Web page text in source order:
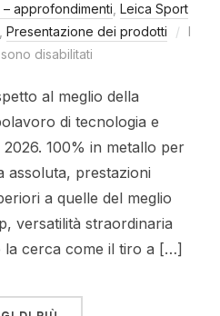
– approfondimenti Leica Sport
Presentazione dei prodotti
I
disabilitati
al meglio della
di tecnologia e
100% in metallo per
assoluta, prestazioni
a quelle del meglio
versatilità straordinaria
cerca come il tiro a […]